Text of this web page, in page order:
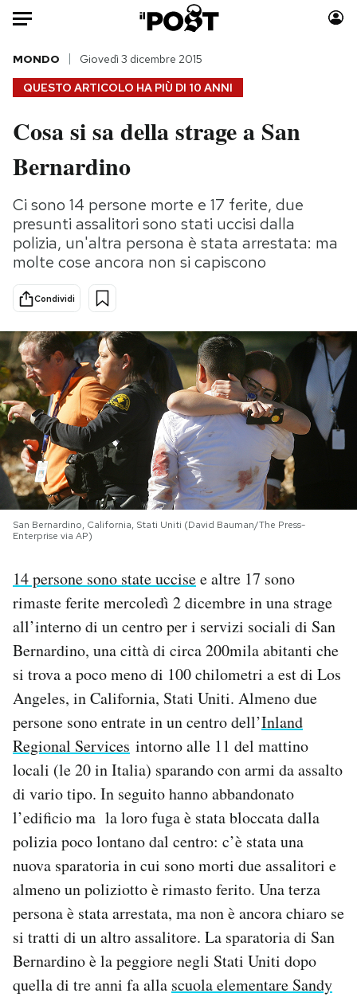
Auto
HOME
Italia
Politica
Tecnologia
Internet
Scienza
Cultura
Economia
Moda
Storie/Idee
Ok Boomer!
Media
Europa
PODCAST
NEWSLETTER
I MIEI PREFERITI
SHOP
CALENDARIO
AREA PERSONALE
Area Personale
Newsletter
Notifiche mobile
Regala il Post
Hai bisogno di aiuto?
Esci
QUESTO ARTICOLO HA PIÙ DI 10 ANNI
MONDO Giovedì 3 dicembre 2015
Cosa si sa della strage a San
Bernardino
Ci sono 14 persone morte e 17 ferite, due
presunti assalitori sono stati uccisi dalla
polizia, un'altra persona è stata arrestata: ma
molte cose ancora non si capiscono
Condividi
San Bernardino, California, Stati Uniti (David Bauman/The Press-
Enterprise via AP)
14 persone sono state uccisee altre 17 sono
rimaste ferite mercoledì 2 dicembre in una strage
all’interno di un centro per i servizi sociali di San
Bernardino, una città di circa 200mila abitanti che
si trova a poco meno di 100 chilometri a est di Los
Angeles, in California, Stati Uniti. Almeno due
persone sono entrate in un centro dell’Inland
Regional Services intorno alle 11 del mattino
locali (le 20 in Italia) sparando con armi da assalto
di vario tipo. In seguito hanno abbandonato
l’edificio ma la loro fuga è stata bloccata dalla
polizia poco lontano dal centro: c’è stata una
nuova sparatoria in cui sono morti due assalitori e
almeno un poliziotto è rimasto ferito. Una terza
persona è stata arrestata, ma non è ancora chiaro se
si tratti di un altro assalitore. La sparatoria di San
Bernardino è la peggiore negli Stati Uniti dopo
quella di tre anni fa alla scuola elementare Sandy